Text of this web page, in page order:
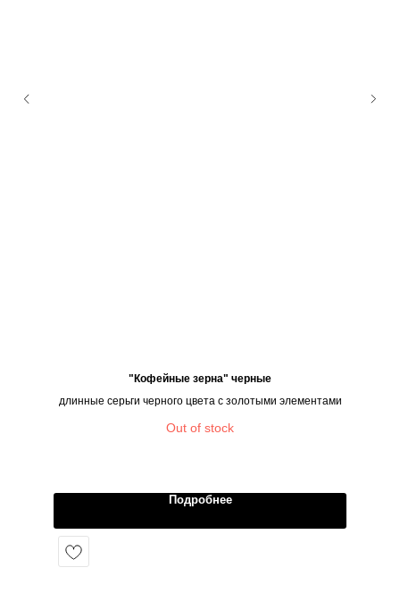
"Кофейные зерна" черные
длинные серьги черного цвета с золотыми элементами
Out of stock
Подробнее